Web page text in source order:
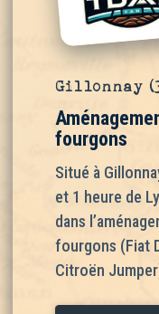
Gillonnay
fourgons
Situé à
et 1 heure de
dans
fourgons (Fiat
Citroën